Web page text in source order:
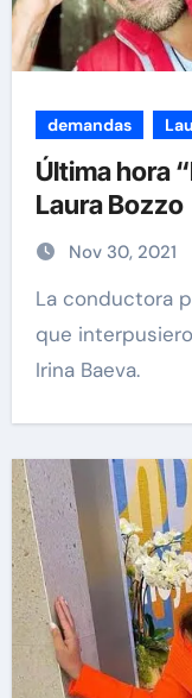
demandas
Última hora
Laura Bozzo
Nov 30, 2021
La conductora peruana habló de la demanda
que
Irina Baeva.